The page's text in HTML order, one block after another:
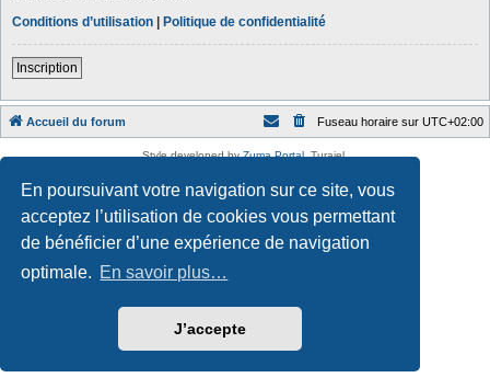
En poursuivant votre navigation sur ce site, vous
acceptez l’utilisation de cookies vous permettant
de bénéficier d’une expérience de navigation
optimale. En savoir plus…
J’accepte
Conditions d’utilisation | Politique de confidentialité
Inscription
Accueil du forum Fuseau horaire sur UTC+02:00
Style developed byZuma Portal, Turaiel,
Traduction française officielle ©Qiaeru
Confidentialité